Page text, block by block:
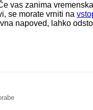
vas zanima
se morate vrniti na
napoved, lahko